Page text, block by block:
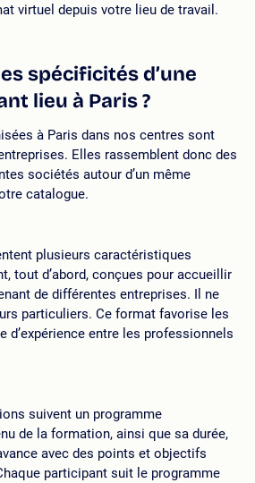
virtuel depuis votre lieu de travail.
spécificités d’une
lieu à Paris ?
à Paris dans nos centres sont
Elles rassemblent donc des
sociétés autour d’un même
catalogue.
plusieurs caractéristiques
tout d’abord, conçues pour accueillir
de différentes entreprises. Il ne
particuliers. Ce format favorise les
d’expérience entre les professionnels
suivent un programme
de la formation, ainsi que sa durée,
avec des points et objectifs
participant suit le programme